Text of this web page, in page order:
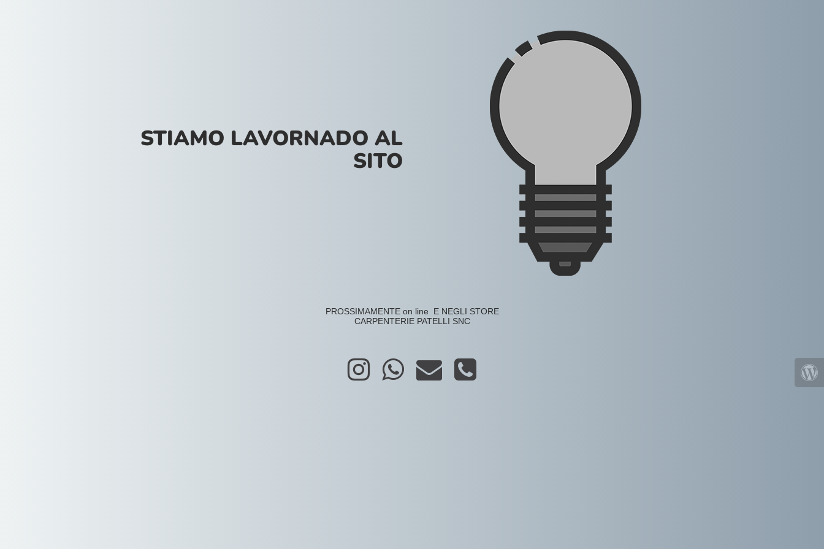
STIAMO LAVORNADO AL
SITO
PROSSIMAMENTE on line E NEGLI STORE
CARPENTERIE PATELLI SNC